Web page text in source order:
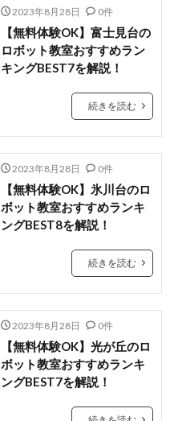
2023年8月28日 0件
【無料体験OK】富士見台の
ロボット教室おすすめラン
キングBEST7を解説！
続きを読む
2023年8月28日 0件
【無料体験OK】氷川台のロ
ボット教室おすすめランキ
ングBEST8を解説！
続きを読む
2023年8月28日 0件
【無料体験OK】光が丘のロ
ボット教室おすすめランキ
ングBEST7を解説！